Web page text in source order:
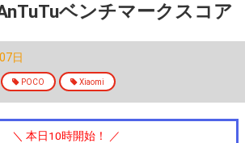
ベンチマークスコア
日
POCO Xiaomi
＼ 本日10時開始！ ／